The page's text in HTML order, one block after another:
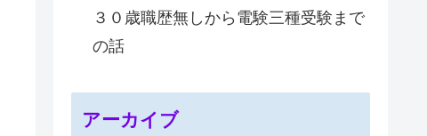
３０歳職歴無しから電験三種受験まで
の話
アーカイブ